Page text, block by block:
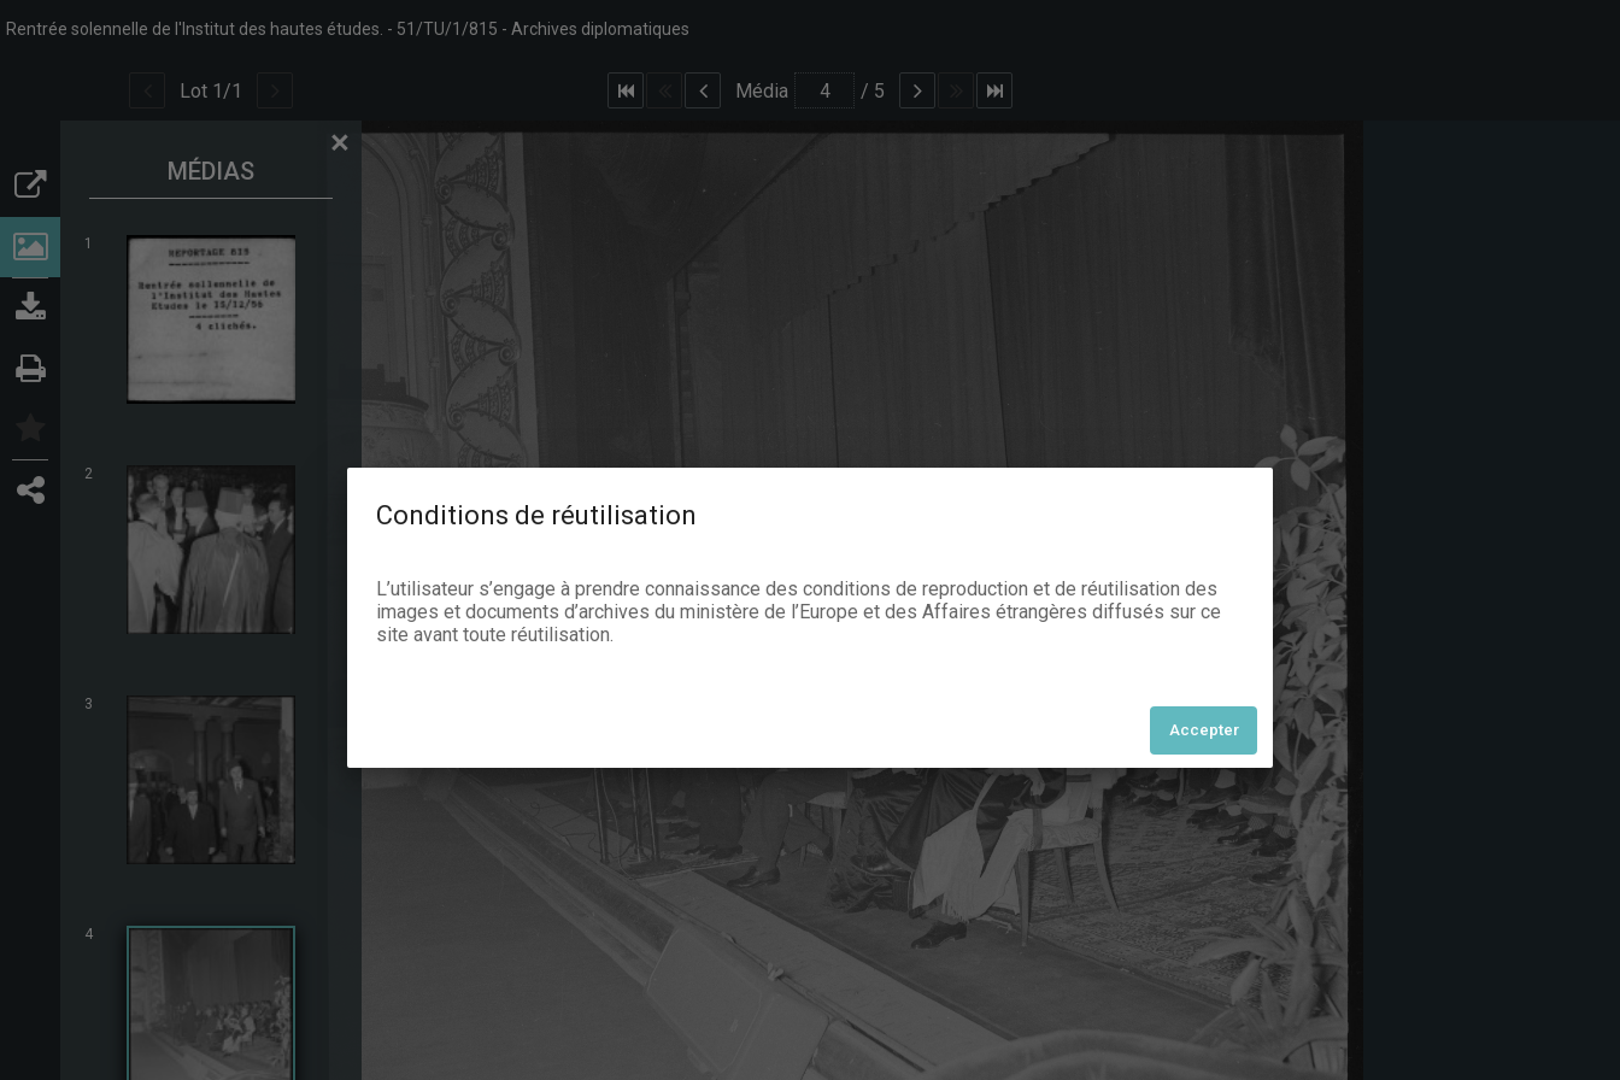
Rentrée solennelle de l'Institut des hautes études. 51/TU/1/815 Archives diplomatiques
Lot 1 /1 Média / 5
MÉDIAS
×
1
2
3
4
Conditions de réutilisation
L’utilisateur s’engage à prendre connaissance des conditions de reproduction et de réutilisation des
images et documents d’archives du ministère de l’Europe et des Affaires étrangères diffusés sur ce
site avant toute réutilisation.